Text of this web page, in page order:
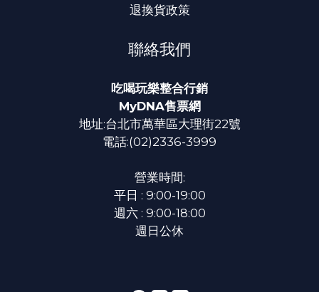
退換貨政策
聯絡我們
吃喝玩樂整合行銷
MyDNA售票網
地址:台北市萬華區大理街22號
電話:(02)2336-3999
營業時間:
平日 : 9:00-19:00
週六 : 9:00-18:00
週日公休